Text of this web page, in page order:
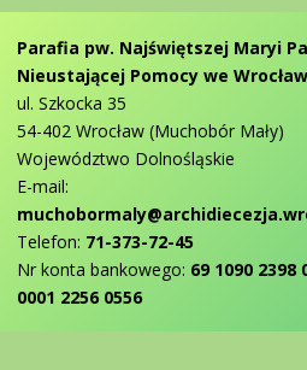
Parafia pw. Najświętszej Maryi
Nieustającej Pomocy we
ul. Szkocka 35
54-402 Wrocław (Muchobór Mały)
Województwo Dolnośląskie
E-mail:
Telefon: 71-373-72-45
Nr konta bankowego: 69 1090 2398
0001 2256 0556